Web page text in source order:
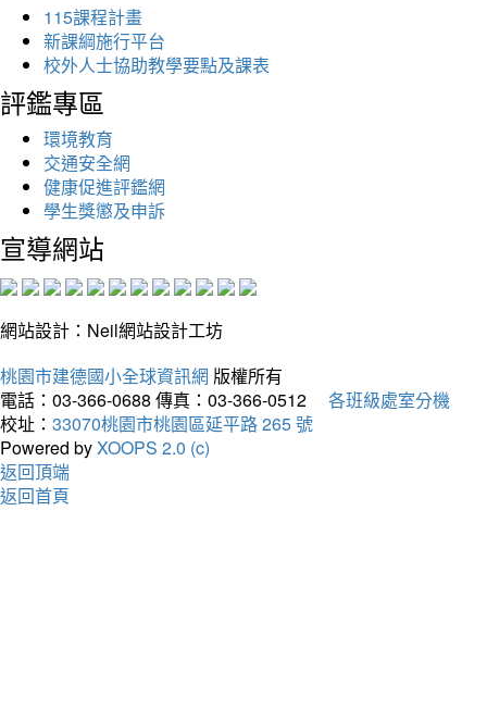
115課程計畫
新課綱施行平台
校外人士協助教學要點及課表
評鑑專區
環境教育
交通安全網
健康促進評鑑網
學生獎懲及申訴
宣導網站
網站設計：Neil網站設計工坊
桃園市建德國小全球資訊網 版權所有
電話：03-366-0688 傳真：03-366-0512
各班級處室分機
校址： 33070桃園市桃園區延平路 265 號
Powered byXOOPS 2.0 (c)
返回頂端
返回首頁